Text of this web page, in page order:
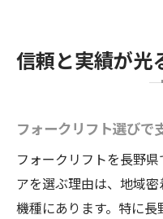
信頼と実績が光
フォークリフト選びで
フォークリフトを長野
アを選ぶ理由は、地域
機種にあります。特に